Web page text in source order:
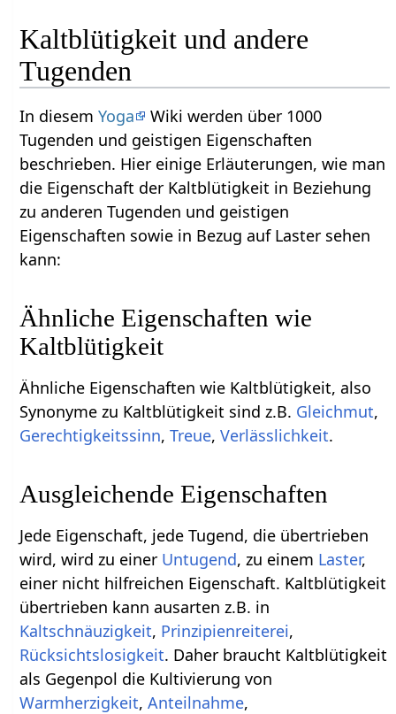
Kaltblütigkeit und andere
Tugenden
In diesemYoga
Wiki werden über 1000
Tugenden und geistigen Eigenschaften
beschrieben. Hier einige Erläuterungen, wie man
die Eigenschaft der Kaltblütigkeit in Beziehung
zu anderen Tugenden und geistigen
Eigenschaften sowie in Bezug auf Laster sehen
kann:
Ähnliche Eigenschaften wie
Kaltblütigkeit
Ähnliche Eigenschaften wie Kaltblütigkeit, also
Synonyme zu Kaltblütigkeit sind z.B. Gleichmut,
Gerechtigkeitssinn,Treue,Verlässlichkeit.
Ausgleichende Eigenschaften
Jede Eigenschaft, jede Tugend, die übertrieben
wird, wird zu einer Untugend, zu einem Laster,
einer nicht hilfreichen Eigenschaft. Kaltblütigkeit
übertrieben kann ausarten z.B. in
Kaltschnäuzigkeit, Prinzipienreiterei,
Rücksichtslosigkeit. Daher braucht Kaltblütigkeit
als Gegenpol die Kultivierung von
Warmherzigkeit,Anteilnahme,